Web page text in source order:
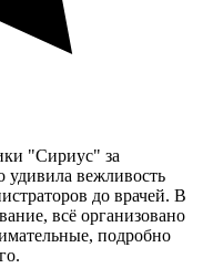
"Сириус" за
удивила вежливость
до врачей. В
всё организовано
подробно